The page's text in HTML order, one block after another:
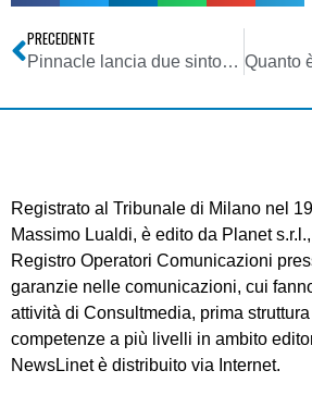
PRECEDENTE
Pinnacle lancia due sintonizzatori TV per Mac
Registrato al Tribunale di Milano nel
Massimo Lualdi, è edito da Planet
Registro Operatori Comunicazioni
garanzie nelle comunicazioni, cui
attività di Consultmedia, prima
competenze a più livelli in ambito
NewsLinet è distribuito via Internet.